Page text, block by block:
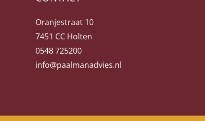
Oranjestraat 10
7451 CC Holten
0548 725200
info@paalmanadvies.nl